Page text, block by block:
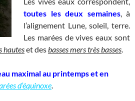
toutes les deux semaines, à
l’alignement Lune, soleil, terre.
Les marées de vives eaux sont
hauteset desbasses mers très basses.
maximal au printemps et en
d’équinoxe.